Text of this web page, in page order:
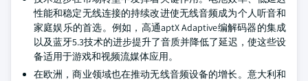
性能和稳定无线连接的持续改进使无线音频成为个人听音和
家庭娱乐的首选。例如，高通aptX Adaptive编解码器的集成
以及蓝牙5.3技术的进步提升了音质并降低了延迟，使这些设
备适用于游戏和视频流媒体应用。
在欧洲，商业领域也在推动无线音频设备的增长。意大利和